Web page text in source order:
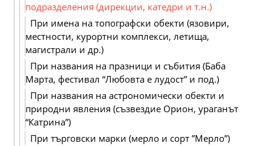
подразделения (дирекции, катедри и т.н.)
При имена на топографски обекти (язовири,
местности, курортни комплекси, летища,
магистрали и др.)
При названия на празници и събития (Баба
Марта, фестивал “Любовта е лудост” и под.)
При названия на астрономически обекти и
природни явления (съзвездие Орион, ураганът
“Катрина”)
При търговски марки (мерло и сорт ”Мерло”)